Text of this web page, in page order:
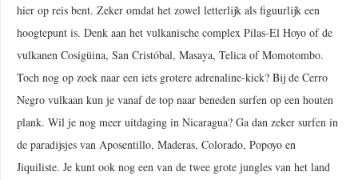
hier op reis bent. Zeker omdat het zowel letterlijk als figuurlijk een
hoogtepunt is. Denk aan het vulkanische complex Pilas-El Hoyo of de
vulkanen Cosigüina, San Cristóbal, Masaya, Telica of Momotombo.
Toch nog op zoek naar een iets grotere adrenaline-kick? Bij de Cerro
Negro vulkaan kun je vanaf de top naar beneden surfen op een houten
plank. Wil je nog meer uitdaging in Nicaragua? Ga dan zeker surfen in
de paradijsjes van Aposentillo, Maderas, Colorado, Popoyo en
Jiquiliste. Je kunt ook nog een van de twee grote jungles van het land